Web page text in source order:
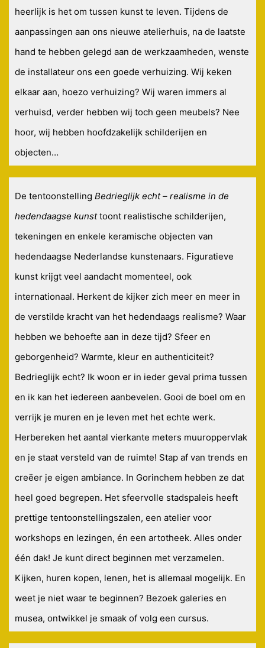
heerlijk is het om tussen kunst te leven. Tijdens de
aanpassingen aan ons nieuwe atelierhuis, na de laatste
hand te hebben gelegd aan de werkzaamheden, wenste
de installateur ons een goede verhuizing. Wij keken
elkaar aan, hoezo verhuizing? Wij waren immers al
verhuisd, verder hebben wij toch geen meubels? Nee
hoor, wij hebben hoofdzakelijk schilderijen en
objecten…
De tentoonstelling Bedrieglijk echt – realisme in de
hedendaagse kunsttoont realistische schilderijen,
tekeningen en enkele keramische objecten van
hedendaagse Nederlandse kunstenaars. Figuratieve
kunst krijgt veel aandacht momenteel, ook
internationaal. Herkent de kijker zich meer en meer in
de verstilde kracht van het hedendaags realisme? Waar
hebben we behoefte aan in deze tijd? Sfeer en
geborgenheid? Warmte, kleur en authenticiteit?
Bedrieglijk echt? Ik woon er in ieder geval prima tussen
en ik kan het iedereen aanbevelen. Gooi de boel om en
verrijk je muren en je leven met het echte werk.
Herbereken het aantal vierkante meters muuroppervlak
en je staat versteld van de ruimte! Stap af van trends en
creëer je eigen ambiance. In Gorinchem hebben ze dat
heel goed begrepen. Het sfeervolle stadspaleis heeft
prettige tentoonstellingszalen, een atelier voor
workshops en lezingen, én een artotheek. Alles onder
één dak! Je kunt direct beginnen met verzamelen.
Kijken, huren kopen, lenen, het is allemaal mogelijk. En
weet je niet waar te beginnen? Bezoek galeries en
musea, ontwikkel je smaak of volg een cursus.